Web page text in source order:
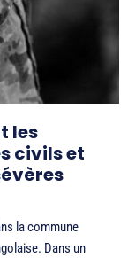
les
civils et
la commune
Dans un